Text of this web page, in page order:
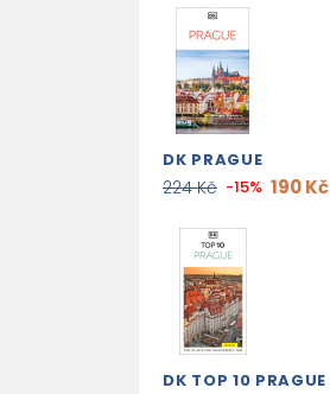
DK PRAGUE
224 Kč -15% 190 Kč
DK TOP 10 PRAGUE